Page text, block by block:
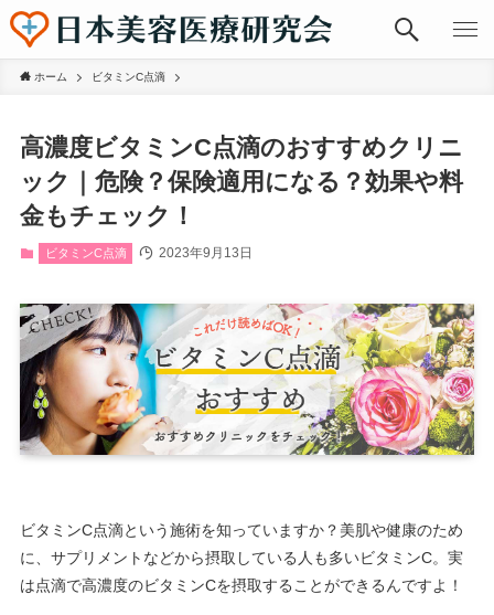
ホーム ビタミンC点滴
高濃度ビタミンC点滴のおすすめクリニ
ック｜危険？保険適用になる？効果や料
金もチェック！
ビタミンC点滴 2023年9月13日
ビタミンC点滴という施術を知っていますか？美肌や健康のため
に、サプリメントなどから摂取している人も多いビタミンC。実
は点滴で高濃度のビタミンCを摂取することができるんですよ！